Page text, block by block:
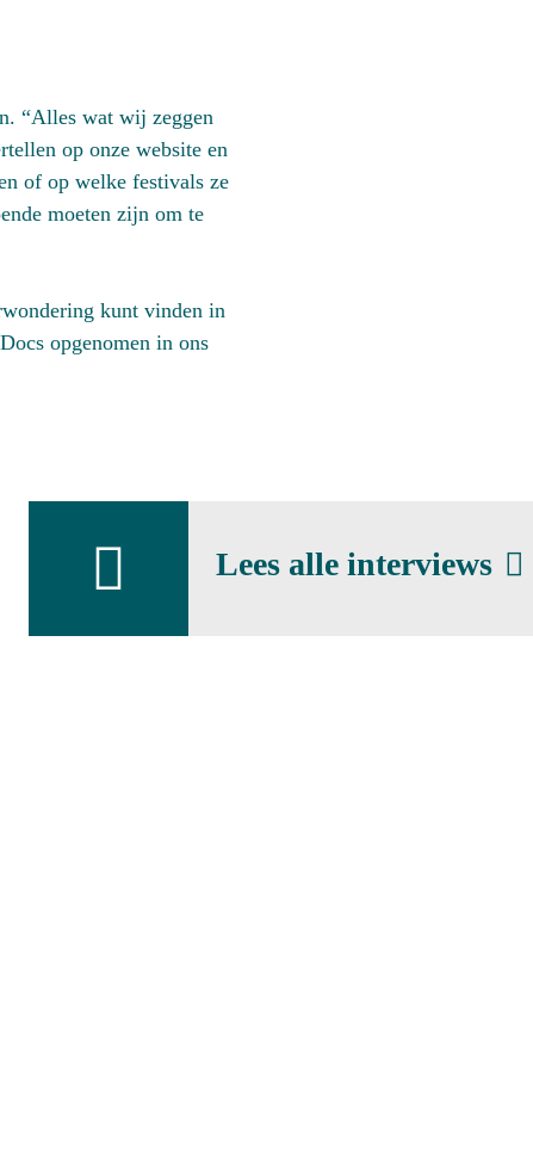
“Alles wat wij zeggen
op onze website en
of op welke festivals ze
moeten zijn om te
kunt vinden in
opgenomen in ons
interviews
Lees alle interviews